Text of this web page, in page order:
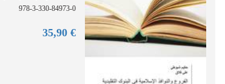
978-3-330-84973-0
€ 35,
90